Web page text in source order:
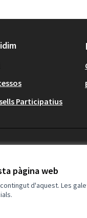
pàgina web
d'aquest. Les
Participatius